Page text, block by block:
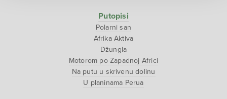
Putopisi
Polarni san
Afrika Aktiva
Džungla
Motorom po Zapadnoj Africi
Na putu u skrivenu dolinu
U planinama Perua